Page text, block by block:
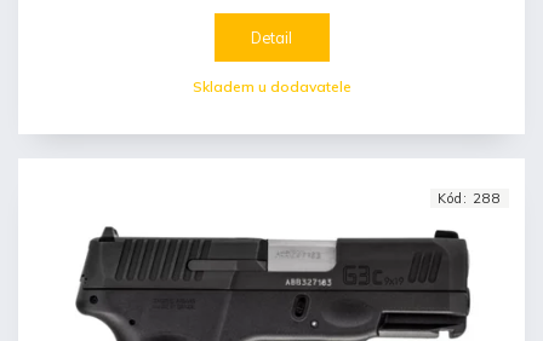
Skladem u dodavatele
Detail
Kód: 288